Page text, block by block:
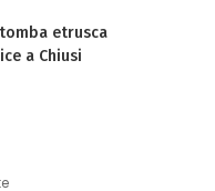
etrusca
a Chiusi